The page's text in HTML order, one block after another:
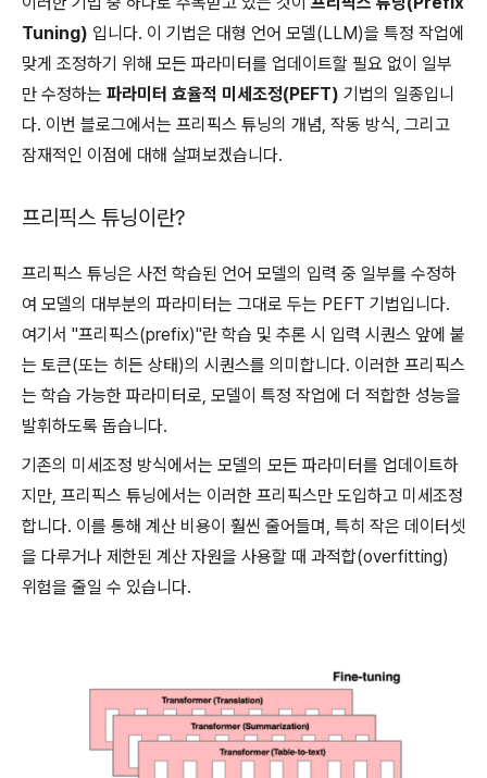
Tuning) 입니다. 이 기법은 대형 언어 모델(LLM)을 특정 작업에
맞게 조정하기 위해 모든 파라미터를 업데이트할 필요 없이 일부
만 수정하는 파라미터 효율적 미세조정(PEFT) 기법의 일종입니
다. 이번 블로그에서는 프리픽스 튜닝의 개념, 작동 방식, 그리고
잠재적인 이점에 대해 살펴보겠습니다.
프리픽스 튜닝이란?
프리픽스 튜닝은 사전 학습된 언어 모델의 입력 중 일부를 수정하
여 모델의 대부분의 파라미터는 그대로 두는 PEFT 기법입니다.
여기서 "프리픽스(prefix)"란 학습 및 추론 시 입력 시퀀스 앞에 붙
는 토큰(또는 히든 상태)의 시퀀스를 의미합니다. 이러한 프리픽스
는 학습 가능한 파라미터로, 모델이 특정 작업에 더 적합한 성능을
발휘하도록 돕습니다.
기존의 미세조정 방식에서는 모델의 모든 파라미터를 업데이트하
지만, 프리픽스 튜닝에서는 이러한 프리픽스만 도입하고 미세조정
합니다. 이를 통해 계산 비용이 훨씬 줄어들며, 특히 작은 데이터셋
을 다루거나 제한된 계산 자원을 사용할 때 과적합(overfitting)
위험을 줄일 수 있습니다.